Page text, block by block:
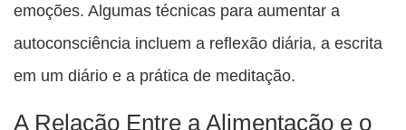
emoções. Algumas técnicas para aumentar a
autoconsciência incluem a reflexão diária, a escrita
em um diário e a prática de meditação.
A Relação Entre a Alimentação e o